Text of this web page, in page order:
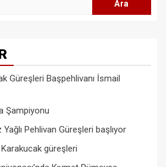
Güreşleri Başpehlivanı İsmail
Şampiyonu
Pehlivan Güreşleri başlıyor
Karakucak güreşleri